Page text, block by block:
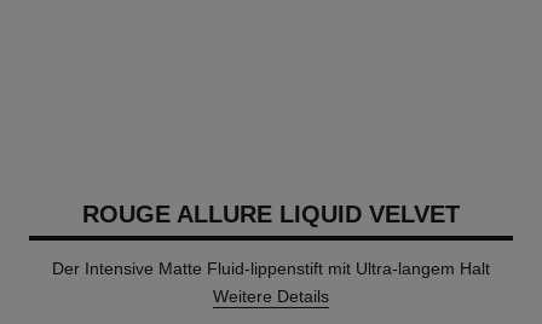
ROUGE ALLURE LIQUID VELVET
Der Intensive Matte Fluid-lippenstift mit Ultra-langem Halt
Weitere Details